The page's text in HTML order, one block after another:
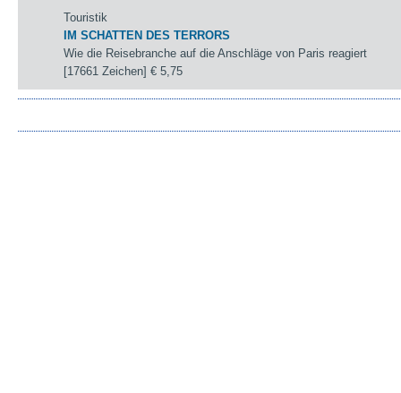
Touristik
IM SCHATTEN DES TERRORS
Wie die Reisebranche auf die Anschläge von Paris reagiert
[17661 Zeichen]€ 5,75